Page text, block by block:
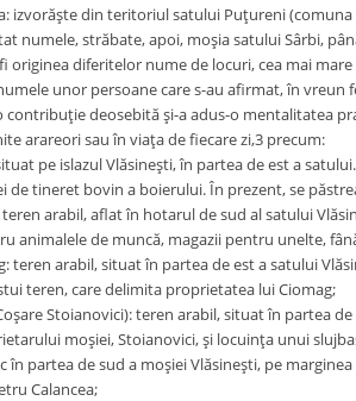
izvorăşte din teritoriul satului Puţureni
numele, străbate, apoi, moşia satului Sârbi,
originea diferitelor nume de locuri, cea mai
unor persoane care s-au afirmat, în vreun
contribuţie deosebită şi-a adus-o mentalitatea
arareori sau în viaţa de fiecare zi,3 precum:
pe islazul Vlăsineşti, în partea de est a
de tineret bovin a boierului. În prezent, se
arabil, aflat în hotarul de sud al satului
animalele de muncă, magazii pentru unelte,
teren arabil, situat în partea de est a satului
teren, care delimita proprietatea lui Ciomag;
Stoianovici): teren arabil, situat în partea
moşiei, Stoianovici, şi locuinţa unui
în partea de sud a moşiei Vlăsineşti, pe
Calancea;